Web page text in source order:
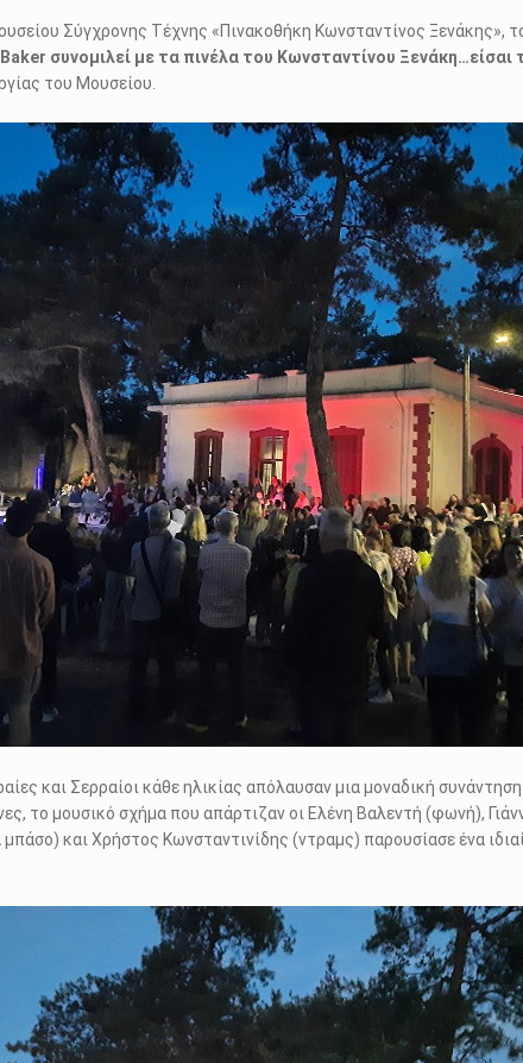
Σύγχρονης Τέχνης «Πινακοθήκη Κωνσταντίνος Ξενάκης»,
συνομιλεί με τα πινέλα του Κωνσταντίνου
του Μουσείου.
και Σερραίοι κάθε ηλικίας απόλαυσαν μια μοναδική
το μουσικό σχήμα που απάρτιζαν οι Ελένη Βαλεντή (φωνή),
και Χρήστος Κωνσταντινίδης (ντραμς) παρουσίασε ένα